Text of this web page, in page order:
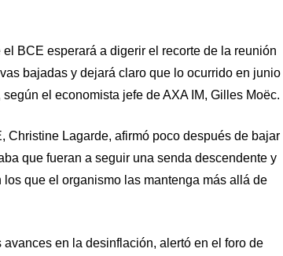
BCE esperará a digerir el recorte de la reunión
bajadas y dejará claro que lo ocurrido en junio
el economista jefe de AXA IM, Gilles Moëc.
Christine Lagarde, afirmó poco después de bajar
que fueran a seguir una senda descendente y
que el organismo las mantenga más allá de
en la desinflación, alertó en el foro de